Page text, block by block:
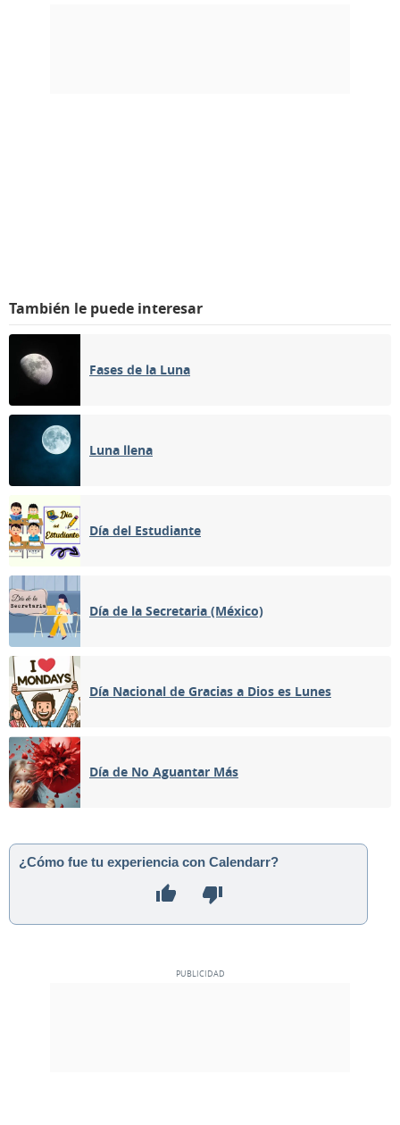
También le puede interesar
Fases de la Luna
Luna llena
Día del Estudiante
Día de la Secretaria (México)
Día Nacional de Gracias a Dios es Lunes
Día de No Aguantar Más
¿Cómo fue tu experiencia con Calendarr?